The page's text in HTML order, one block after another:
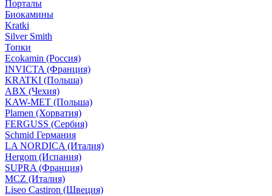
Порталы
Биокамины
Kratki
Silver Smith
Топки
Ecokamin (Россия)
INVICTA (Франция)
KRATKI (Польша)
ABX (Чехия)
KAW-MET (Польша)
Plamen (Хорватия)
FERGUSS (Сербия)
Schmid Германия
LA NORDICA (Италия)
Hergom (Испания)
SUPRA (Франция)
MCZ (Италия)
Liseo Castiron (Швеция)